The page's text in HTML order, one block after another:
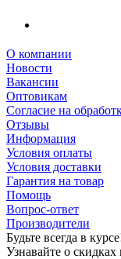
О компании
Новости
Вакансии
Оптовикам
Cогласие на
Отзывы
Информация
Условия оплаты
Условия доставки
Гарантия на товар
Помощь
Вопрос-ответ
Производители
Будьте всегда в
Узнавайте о